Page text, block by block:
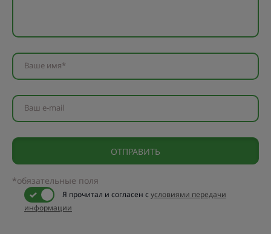
Ваше имя*
Ваш e-mail
*обязательные поля
Я прочитал и согласен сусловиями передачи
информации